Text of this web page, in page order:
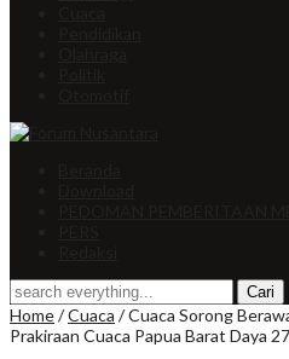
Home/Cuaca /Cuaca Sorong
Prakiraan Cuaca Papua Barat Daya